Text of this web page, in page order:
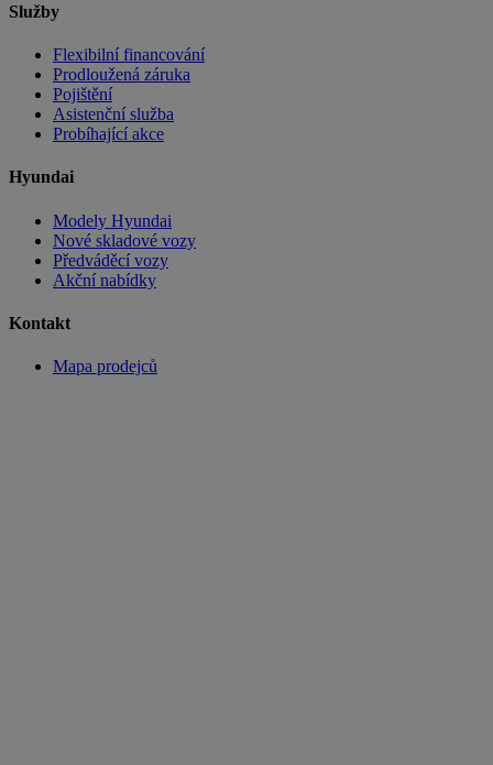
Služby
Flexibilní financování
Prodloužená záruka
Pojištění
Asistenční služba
Probíhající akce
Hyundai
Modely Hyundai
Nové skladové vozy
Předváděcí vozy
Akční nabídky
Kontakt
Mapa prodejců